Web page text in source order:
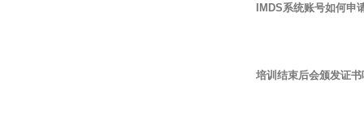
IMDS系统账号如何申
培训结束后会颁发证书